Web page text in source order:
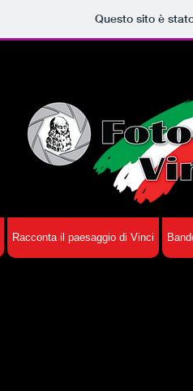
Questo sito è
Racconta il paesaggio di Vinci